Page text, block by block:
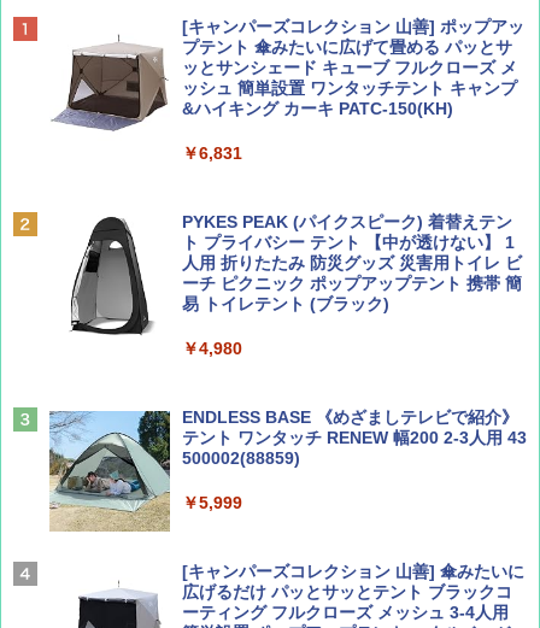
ディズニーファン ２０２６年 ９月号 [雑
誌] (ＤＩＳＮＥＹ ＦＡＮ)
￥713
￥1,500
D40 地球の歩き方 チェンマイ タイ北部の魅
力的な町 2026～2027 地球の歩き方D アジア
￥2,079
￥2,479
ァキア 2026～2027 地球の歩き方A ヨーロッ
￥2,277
[キャンパーズコレクション 山善] ポップアッ
プテント 傘みたいに広げて畳める パッとサ
ッとサンシェード キューブ フルクローズ メ
ッシュ 簡単設置 ワンタッチテント キャンプ
&ハイキング カーキ PATC-150(KH)
￥6,831
PYKES PEAK (パイクスピーク) 着替えテン
ト プライバシー テント 【中が透けない】 1
人用 折りたたみ 防災グッズ 災害用トイレ ビ
ーチ ピクニック ポップアップテント 携帯 簡
易 トイレテント (ブラック)
￥4,980
ENDLESS BASE 《めざましテレビで紹介》
テント ワンタッチ RENEW 幅200 2-3人用 43
500002(88859)
￥5,999
[キャンパーズコレクション 山善] 傘みたいに
広げるだけ パッとサッとテント ブラックコ
ーティング フルクローズ メッシュ 3-4人用